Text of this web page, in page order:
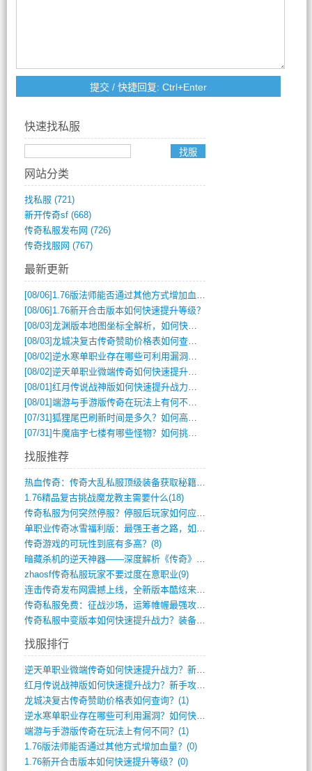
快速找私服
网站分类
找私服 (721)
新开传奇sf(668)
传奇私服发布网 (726)
传奇找服网 (767)
最新更新
[08/06] 1.76版法师能否通过其他方式增加血量？
[08/06] 1.76新开合击版本如何快速提升等级？
[08/03]龙渊版本地图坐标全解析，如何快速定位BOSS位置？
[08/03]龙城决复古传奇赞助价格表如何查询？
[08/02]逆水寒单职业存在哪些可利用漏洞？如何快速提升战力？
[08/02]逆天单职业微端传奇如何快速提升战力？新手必看攻略
[08/01]红月传说战神版如何快速提升战力？新手攻略全解析？
[08/01]端游与手游版传奇在玩法上有何不同？
[07/31]狐狸尾巴刷新时间是多久？如何高效获取传奇手游中的狐狸尾巴？
[07/31]牛魔庙宇七楼有哪些怪物？如何挑战它们？
找服推荐
热血传奇：传奇大乱私服顶级装备获取秘籍(887)
1.76精品复古挑战魔龙教主需要什么(18)
传奇私服为何突然停服？停服后玩家如何应对(744)
单职业传奇冰雪福利版：最强王者之路，如何(659)
传奇游戏的可玩性到底有多高？(8)
暗藏杀机的逆天神器——深度解析《传奇》祈(374)
zhaosf传奇私服玩家不要过度在意职业(9)
连击传奇发布网震撼上线，全新版本酷炫来袭(12)
传奇私服免费：征战沙场，运筹帷幄最强攻城(516)
传奇私服中变版本如何快速提升战力？装备强(1012)
找服排行
逆天单职业微端传奇如何快速提升战力？新手(2)
红月传说战神版如何快速提升战力？新手攻略(2)
龙城决复古传奇赞助价格表如何查询？(1)
逆水寒单职业存在哪些可利用漏洞？如何快速(1)
端游与手游版传奇在玩法上有何不同？(1)
1.76版法师能否通过其他方式增加血量？(0)
1.76新开合击版本如何快速提升等级？(0)